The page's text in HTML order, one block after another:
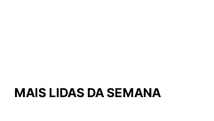
MAIS LIDAS DA SEMANA